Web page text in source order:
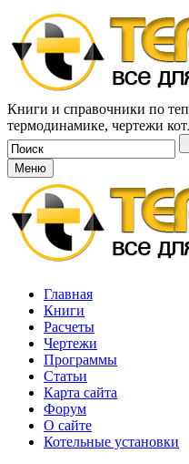
Книги и справочники по
термодинамике, чертежи
Меню
Главная
Книги
Расчеты
Чертежи
Программы
Статьи
Карта сайта
Форум
О сайте
Котельные установки